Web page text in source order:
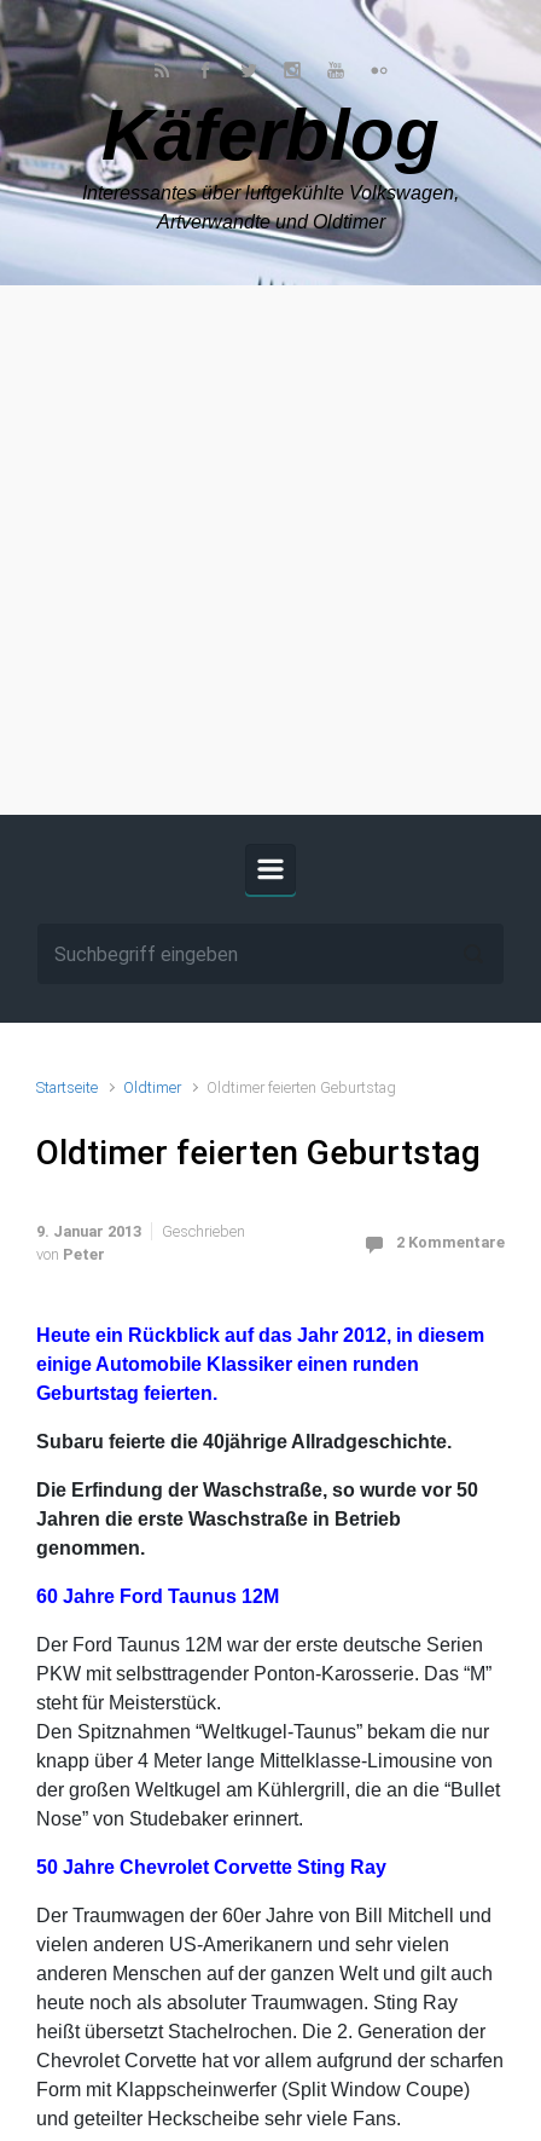
Zum Hauptinhalt springen
Käferblog
Interessantes über luftgekühlte Volkswagen,
Artverwandte und Oldtimer
Startseite Oldtimer Oldtimer feierten Geburtstag
Oldtimer feierten Geburtstag
9. Januar 2013
Geschrieben
von Peter
2 Kommentare
Heute ein Rückblick auf das Jahr 2012, in diesem
einige Automobile Klassiker einen runden
Geburtstag feierten.
Subaru feierte die 40jährige Allradgeschichte.
Die Erfindung der Waschstraße, so wurde vor 50
Jahren die erste Waschstraße in Betrieb
genommen.
60 Jahre Ford Taunus 12M
Der Ford Taunus 12M war der erste deutsche Serien
PKW mit selbsttragender Ponton-Karosserie. Das “M”
steht für Meisterstück.
Den Spitznahmen “Weltkugel-Taunus” bekam die nur
knapp über 4 Meter lange Mittelklasse-Limousine von
der großen Weltkugel am Kühlergrill, die an die “Bullet
Nose” von Studebaker erinnert.
50 Jahre Chevrolet Corvette Sting Ray
Der Traumwagen der 60er Jahre von Bill Mitchell und
vielen anderen US-Amerikanern und sehr vielen
anderen Menschen auf der ganzen Welt und gilt auch
heute noch als absoluter Traumwagen. Sting Ray
heißt übersetzt Stachelrochen. Die 2. Generation der
Chevrolet Corvette hat vor allem aufgrund der scharfen
Form mit Klappscheinwerfer (Split Window Coupe)
und geteilter Heckscheibe sehr viele Fans.